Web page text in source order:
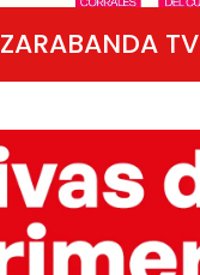
ZARABANDA TV